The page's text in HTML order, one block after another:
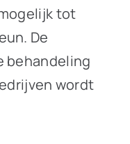
tot
De
behandeling
wordt